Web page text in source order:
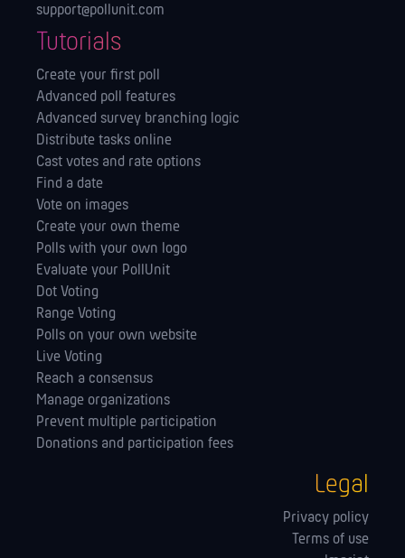
support@pollunit.com
Tutorials
Create your first poll
Advanced poll features
Advanced survey branching logic
Distribute tasks online
Cast votes and rate options
Find a date
Vote on images
Create your own theme
Polls with your own logo
Evaluate your PollUnit
Dot Voting
Range Voting
Polls on your own website
Live Voting
Reach a consensus
Manage orga­nizations
Prevent multiple participation
Donations and participation fees
Legal
Privacy policy
Terms of use